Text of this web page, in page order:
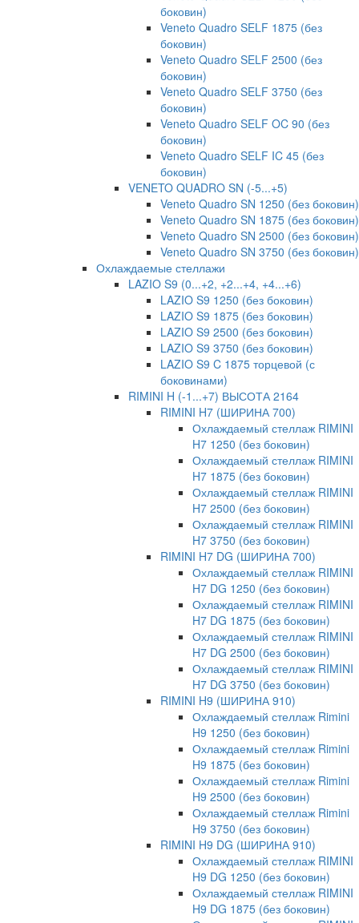
боковин)
Veneto Quadro SELF 1875 (без
боковин)
Veneto Quadro SELF 2500 (без
боковин)
Veneto Quadro SELF 3750 (без
боковин)
Veneto Quadro SELF OC 90 (без
боковин)
Veneto Quadro SELF IC 45 (без
боковин)
VENETO QUADRO SN (-5...+5)
Veneto Quadro SN 1250 (без боковин)
Veneto Quadro SN 1875 (без боковин)
Veneto Quadro SN 2500 (без боковин)
Veneto Quadro SN 3750 (без боковин)
Охлаждаемые стеллажи
LAZIO S9 (0...+2, +2...+4, +4...+6)
LAZIO S9 1250 (без боковин)
LAZIO S9 1875 (без боковин)
LAZIO S9 2500 (без боковин)
LAZIO S9 3750 (без боковин)
LAZIO S9 C 1875 торцевой (с
боковинами)
RIMINI H (-1...+7) ВЫСОТА 2164
RIMINI H7 (ШИРИНА 700)
Охлаждаемый стеллаж RIMINI
H7 1250 (без боковин)
Охлаждаемый стеллаж RIMINI
H7 1875 (без боковин)
Охлаждаемый стеллаж RIMINI
H7 2500 (без боковин)
Охлаждаемый стеллаж RIMINI
H7 3750 (без боковин)
RIMINI H7 DG (ШИРИНА 700)
Охлаждаемый стеллаж RIMINI
H7 DG 1250 (без боковин)
Охлаждаемый стеллаж RIMINI
H7 DG 1875 (без боковин)
Охлаждаемый стеллаж RIMINI
H7 DG 2500 (без боковин)
Охлаждаемый стеллаж RIMINI
H7 DG 3750 (без боковин)
RIMINI H9 (ШИРИНА 910)
Охлаждаемый стеллаж Rimini
H9 1250 (без боковин)
Охлаждаемый стеллаж Rimini
H9 1875 (без боковин)
Охлаждаемый стеллаж Rimini
H9 2500 (без боковин)
Охлаждаемый стеллаж Rimini
H9 3750 (без боковин)
RIMINI H9 DG (ШИРИНА 910)
Охлаждаемый стеллаж RIMINI
H9 DG 1250 (без боковин)
Охлаждаемый стеллаж RIMINI
H9 DG 1875 (без боковин)